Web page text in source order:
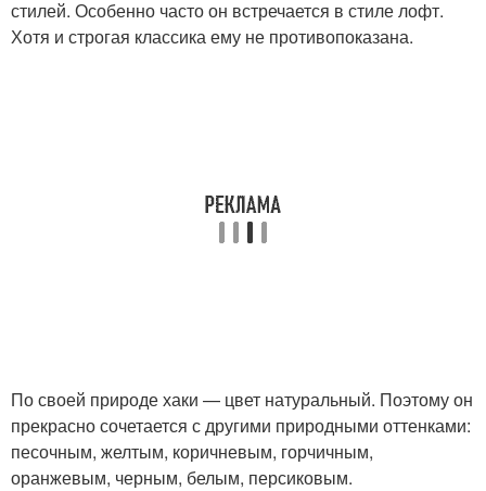
стилей. Особенно часто он встречается в стиле лофт.
Хотя и строгая классика ему не противопоказана.
По своей природе хаки — цвет натуральный. Поэтому он
прекрасно сочетается с другими природными оттенками:
песочным, желтым, коричневым, горчичным,
оранжевым, черным, белым, персиковым.